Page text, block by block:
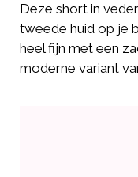
Deze short in
tweede huid op je
heel fijn met een
moderne variant